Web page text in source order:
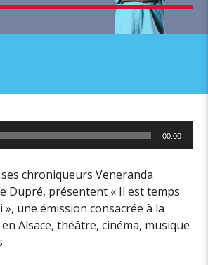
00:00
chroniqueurs Veneranda
Dupré, présentent « Il est temps
», une émission consacrée à la
Alsace, théâtre, cinéma, musique